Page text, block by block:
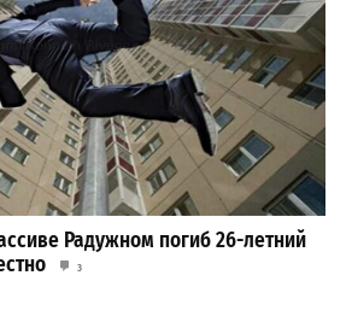
Радужном погиб 26-летний
3